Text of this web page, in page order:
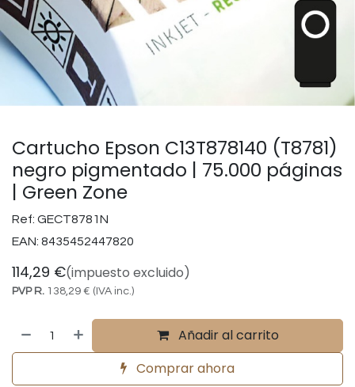
Cartucho Epson C13T878140 (T8781)
negro pigmentado | 75.000 páginas
| Green Zone
Ref: GECT8781N
EAN: 8435452447820
114,29 €(impuesto excluido)
PVP R. 138,29 € (IVA inc.)
Añadir al carrito
Comprar ahora